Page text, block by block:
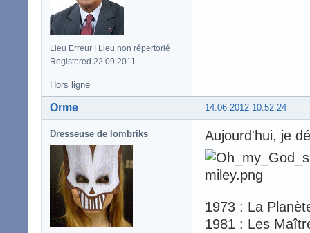
Lieu Erreur ! Lieu non répertorié
Registered 22.09.2011
Hors ligne
14.06.2012 10:52:24
Orme
Dresseuse de lombriks Aujourd'hui, je
1973 : La
1981 : Les